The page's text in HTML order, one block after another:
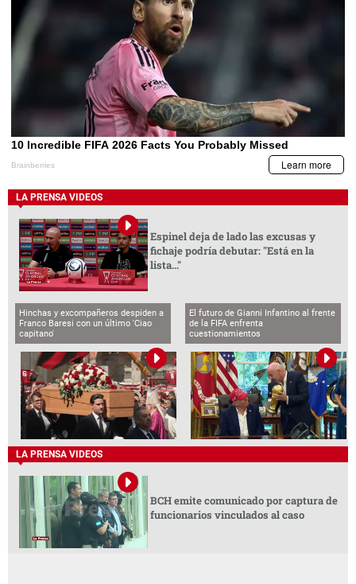
LA PRENSA VIDEOS
Espinel deja de lado las excusas y
fichaje podría debutar: "Está en la
lista..."
Hinchas y excompañeros despiden a
Franco Baresi con un último 'Ciao
capitano'
El futuro de Gianni Infantino al frente
de la FIFA enfrenta
cuestionamientos
LA PRENSA VIDEOS
BCH emite comunicado por captura de
funcionarios vinculados al caso